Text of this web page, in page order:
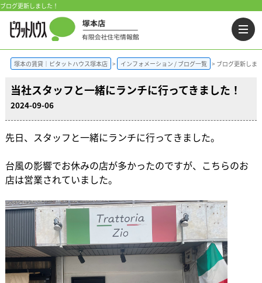
ブログ更新しました！
塚本の賃貸｜ピタットハウス塚本店 インフォメーション / ブログ一覧 ブログ更新しま
当社スタッフと一緒にランチに行ってきました！
2024-09-06
先日、スタッフと一緒にランチに行ってきました。
台風の影響でお休みの店が多かったのですが、こちらのお
店は営業されていました。